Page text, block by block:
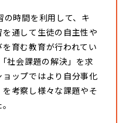
時間を利用して、キ
通して生徒の自主性や
育む教育が行われてい
社会課題の解決」を求
ップではより自分事化
考察し様々な課題やそ